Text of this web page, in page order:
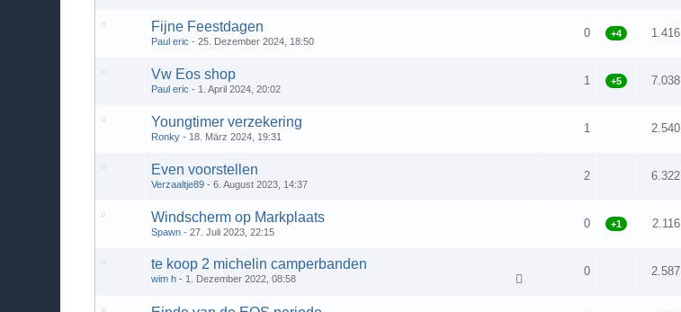
Fijne Feestdagen
Paul eric 25. Dezember 2024, 18:50
0 +4 1.416
Vw Eos shop
Paul eric 1. April 2024, 20:02
1 +5 7.038
Youngtimer verzekering
Ronky 18. März 2024, 19:31
1 2.540
Even voorstellen
Verzaaltje89 6. August 2023, 14:37
2 6.322
Windscherm op Markplaats
Spawn 27. Juli 2023, 22:15
0 +1 2.116
te koop 2 michelin camperbanden
wim h 1. Dezember 2022, 08:58
0 2.587